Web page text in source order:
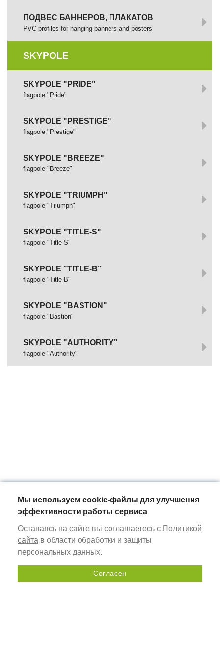
ПОДВЕС БАННЕРОВ, ПЛАКАТОВ
PVC profiles for hanging banners and posters
SKYPOLE
SKYPOLE "PRIDE"
flagpole "Pride"
SKYPOLE "PRESTIGE"
flagpole "Prestige"
SKYPOLE "BREEZE"
flagpole "Breeze"
SKYPOLE "TRIUMPH"
flagpole "Triumph"
SKYPOLE "TITLE-S"
flagpole "Title-S"
SKYPOLE "TITLE-B"
flagpole "Title-B"
SKYPOLE "BASTION"
flagpole "Bastion"
SKYPOLE "AUTHORITY"
flagpole "Authority"
Send a request
Мы используем cookie-файлы для улучшения
эффективности работы сервиса
Оставаясь на сайте вы соглашаетесь с Политикой
сайта в области обработки и защиты
персональных данных.
Согласен